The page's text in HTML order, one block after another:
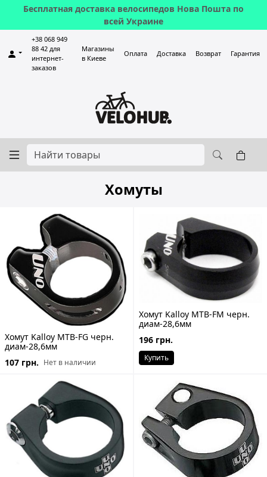
Бесплатная доставка велосипедов Нова Пошта по
всей Украине
+38 068 949
88 42 для
интернет-
заказов
Магазины
в Киеве
Оплата Доставка Возврат Гарантия
Хомуты
Хомут Kalloy MTB-FG черн.
диам-28,6мм
107 грн. Нет в наличии
Хомут Kalloy MTB-FM черн.
диам-28,6мм
196 грн.
Купить